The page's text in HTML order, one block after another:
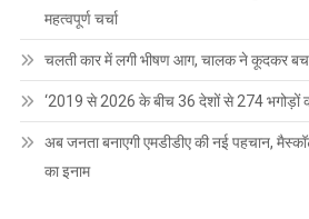
महत्वपूर्ण चर्चा
चलती कार में लगी भीषण आग, चालक ने कूदकर
‘2019 से 2026 के बीच 36 देशों से 274 भगोड़ों को
अब जनता बनाएगी एमडीडीए की नई पहचान,
का इनाम